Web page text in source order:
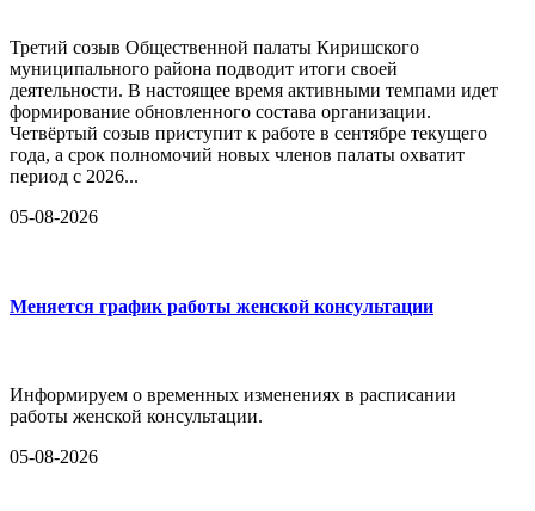
Третий созыв Общественной палаты Киришского
муниципального района подводит итоги своей
деятельности. В настоящее время активными темпами идет
формирование обновленного состава организации.
Четвёртый созыв приступит к работе в сентябре текущего
года, а срок полномочий новых членов палаты охватит
период с 2026...
05-08-2026
Меняется график работы женской консультации
Информируем о временных изменениях в расписании
работы женской консультации.
05-08-2026